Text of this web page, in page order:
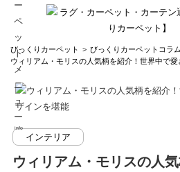
info
びっくりカーペット びっくりカーペットコラム
ウィリアム・モリスの人気柄を紹介！世界中で
インテリア
ウィリアム・モリスの人